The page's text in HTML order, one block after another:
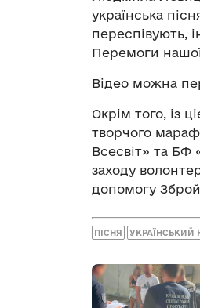
українська
переспівують,
Перемоги нашої
Відео можна
Окрім того, із
творчого
Всесвіт» та БФ
заходу
допомогу
ПІСНЯ